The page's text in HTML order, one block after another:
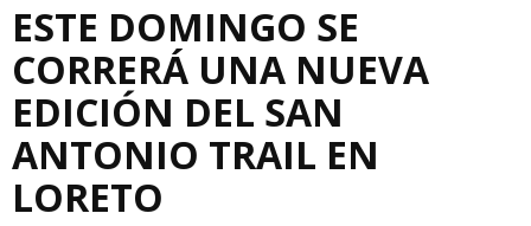
ESTE DOMINGO SE
CORRERÁ UNA NUEVA
EDICIÓN DEL SAN
ANTONIO TRAIL EN
LORETO